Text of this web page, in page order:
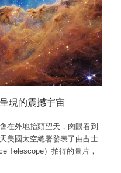
現的震撼宇宙
在外地抬頭望天，肉眼看到
美國太空總署發表了由占士
Telescope）拍得的圖片，